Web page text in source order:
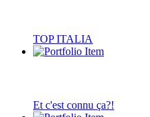
TOP ITALIA
Et c'est connu ça?!